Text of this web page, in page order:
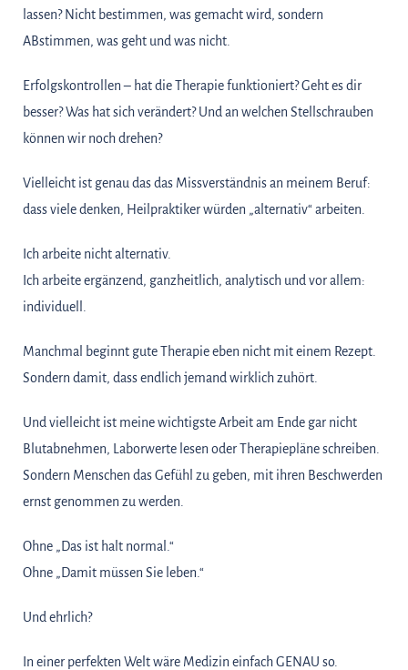
lassen? Nicht bestimmen, was gemacht wird, sondern
ABstimmen, was geht und was nicht.
Erfolgskontrollen – hat die Therapie funktioniert? Geht es dir
besser? Was hat sich verändert? Und an welchen Stellschrauben
können wir noch drehen?
Vielleicht ist genau das das Missverständnis an meinem Beruf:
dass viele denken, Heilpraktiker würden „alternativ“ arbeiten.
Ich arbeite nicht alternativ.
Ich arbeite ergänzend, ganzheitlich, analytisch und vor allem:
individuell.
Manchmal beginnt gute Therapie eben nicht mit einem Rezept.
Sondern damit, dass endlich jemand wirklich zuhört.
Und vielleicht ist meine wichtigste Arbeit am Ende gar nicht
Blutabnehmen, Laborwerte lesen oder Therapiepläne schreiben.
Sondern Menschen das Gefühl zu geben, mit ihren Beschwerden
ernst genommen zu werden.
Ohne „Das ist halt normal.“
Ohne „Damit müssen Sie leben.“
Und ehrlich?
In einer perfekten Welt wäre Medizin einfach GENAU so.